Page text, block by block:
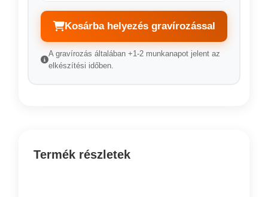
Kosárba helyezés gravírozással
A gravírozás általában +1-2 munkanapot jelent az
elkészítési időben.
Termék részletek